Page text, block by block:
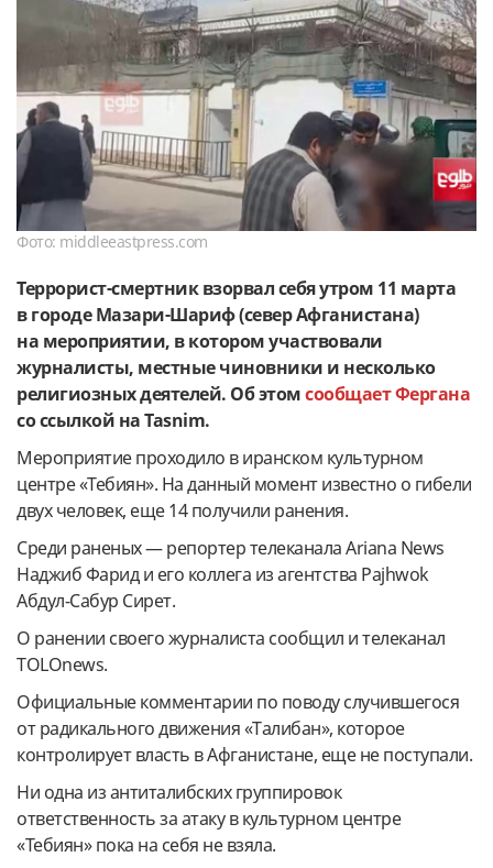
Фото: middleeastpress.com
Террорист-смертник взорвал себя утром 11 марта
в городе Мазари-Шариф (север Афганистана)
на мероприятии, в котором участвовали
журналисты, местные чиновники и несколько
религиозных деятелей. Об этомсообщает Фергана
со ссылкой на Tasnim.
Мероприятие проходило в иранском культурном
центре «Тебиян». На данный момент известно о гибели
двух человек, еще 14 получили ранения.
Среди раненых — репортер телеканала Ariana News
Наджиб Фарид и его коллега из агентства Pajhwok
Абдул-Сабур Сирет.
О ранении своего журналиста сообщил и телеканал
TOLOnews.
Официальные комментарии по поводу случившегося
от радикального движения «Талибан», которое
контролирует власть в Афганистане, еще не поступали.
Ни одна из антиталибских группировок
ответственность за атаку в культурном центре
«Тебиян» пока на себя не взяла.